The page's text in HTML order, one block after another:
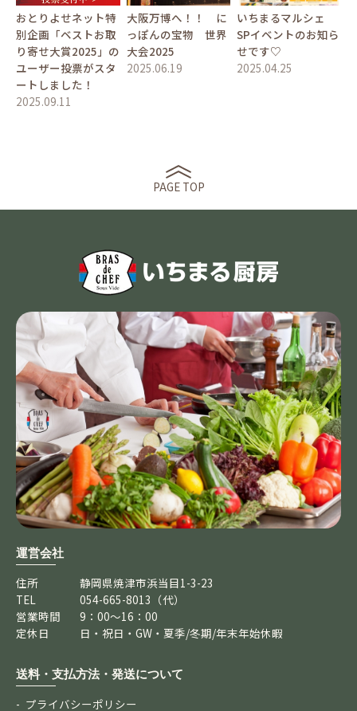
おとりよせネット特
別企画「ベストお取
り寄せ大賞2025」の
ユーザー投票がスタ
ートしました！
2025.09.11
大阪万博へ！！ に
っぽんの宝物 世界
大会2025
2025.06.19
いちまるマルシェ
SPイベントのお知ら
せです♡
2025.04.25
PAGE TOP
運営会社
住所
静岡県焼津市浜当目1-3-23
TEL
054-665-8013（代）
営業時間
9：00～16：00
定休日
日・祝日・GW・夏季/冬期/年末年始休暇
送料・支払方法・発送について
プライバシーポリシー